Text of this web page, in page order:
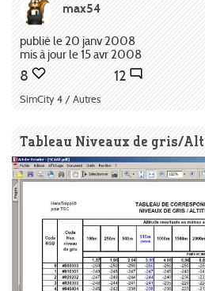
max54
publié le 20 janv 2008
mis à jour le 15 avr 2008
8 12
SimCity 4 / Autres
Tableau Niveaux de gris/